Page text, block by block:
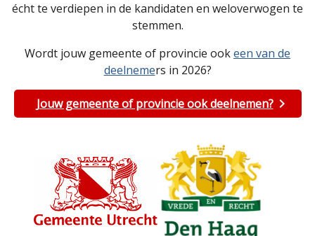
écht te verdiepen in de kandidaten en weloverwogen te
stemmen.
Wordt jouw gemeente of provincie ookeen van de
deelnemers in 2026?
Jouw gemeente of provincie ook deelnemen?